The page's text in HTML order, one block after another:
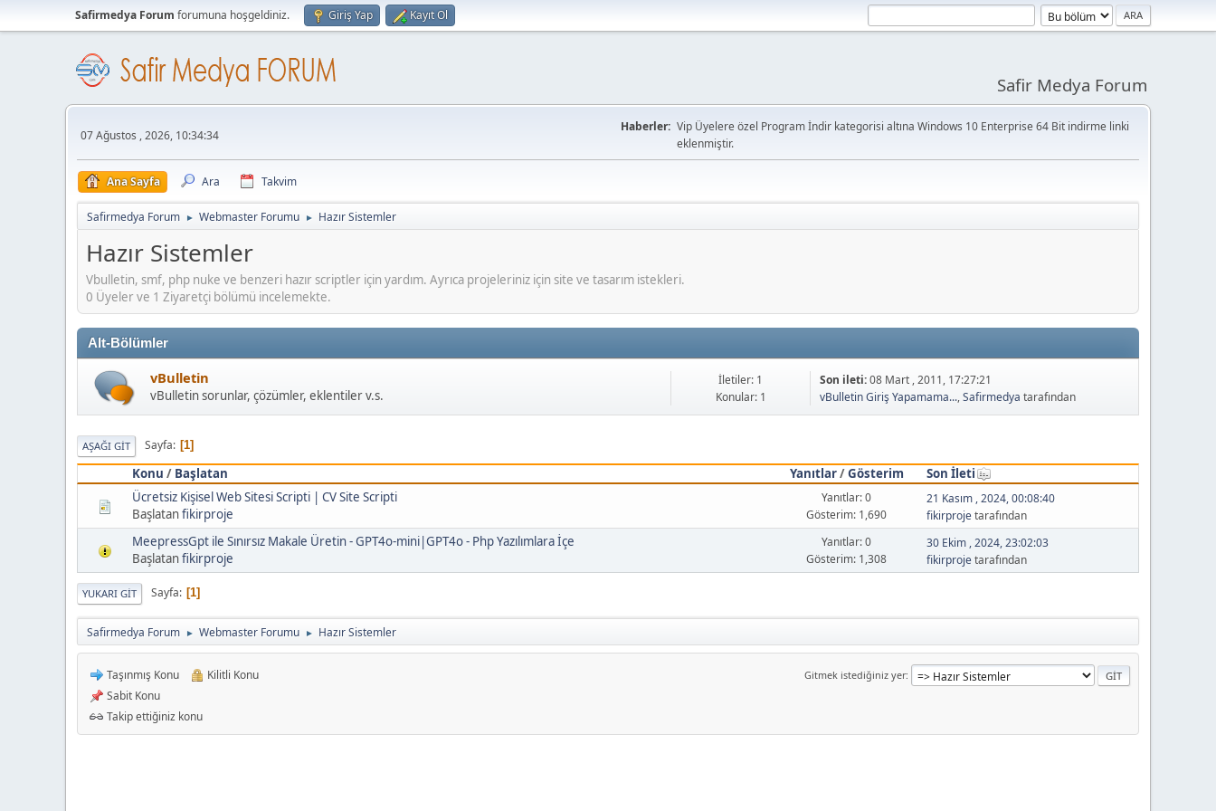
Safirmedya Forum forumuna hoşgeldiniz. Giriş Yap Kayıt Ol
Safir Medya Forum
07 Ağustos , 2026, 10:34:34
Haberler: Vip Üyelere özel Program İndir kategorisi altına Windows 10 Enterprise 64 Bit indirme linki
eklenmiştir.
Ana Sayfa Ara Takvim
Safirmedya Forum ► Webmaster Forumu ► Hazır Sistemler
Hazır Sistemler
Vbulletin, smf, php nuke ve benzeri hazır scriptler için yardım. Ayrıca projeleriniz için site ve tasarım istekleri.
0 Üyeler ve 1 Ziyaretçi bölümü incelemekte.
Alt-Bölümler
vBulletin
vBulletin sorunlar, çözümler, eklentiler v.s.
İletiler: 1
Konular: 1
Son ileti:08 Mart , 2011, 17:27:21
vBulletin Giriş Yapamama...,Safirmedya tarafından
AŞAĞI GIT Sayfa 1
Konu / Başlatan Yanıtlar/Gösterim
Son İleti
Ücretsiz Kişisel Web Sitesi Scripti | CV Site Scripti
Başlatanfikirproje
Yanıtlar: 0
Gösterim: 1,690
21 Kasım , 2024, 00:08:40
fikirprojetarafından
MeepressGpt ile Sınırsız Makale Üretin - GPT4o-mini|GPT4o - Php Yazılımlara İçe
Başlatanfikirproje
Yanıtlar: 0
Gösterim: 1,308
30 Ekim , 2024, 23:02:03
fikirprojetarafından
YUKARI GIT Sayfa 1
Safirmedya Forum ► Webmaster Forumu ► Hazır Sistemler
Gitmek istediğiniz yer
Taşınmış Konu
Kilitli Konu
Sabit Konu
Takip ettiğiniz konu